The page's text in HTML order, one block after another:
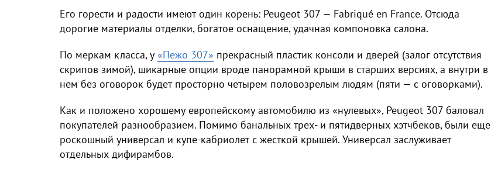
Его горести и радости имеют один корень: Peugeot 307 — Fabriqué en France. Отсюда
дорогие материалы отделки, богатое оснащение, удачная компоновка салона.
По меркам класса, у «Пежо 307» прекрасный пластик консоли и дверей (залог отсутствия
скрипов зимой), шикарные опции вроде панорамной крыши в старших версиях, а внутри в
нем без оговорок будет просторно четырем половозрелым людям (пяти — с оговорками).
Как и положено хорошему европейскому автомобилю из «нулевых», Peugeot 307 баловал
покупателей разнообразием. Помимо банальных трех- и пятидверных хэтчбеков, были еще
роскошный универсал и купе-кабриолет с жесткой крышей. Универсал заслуживает
отдельных дифирамбов.